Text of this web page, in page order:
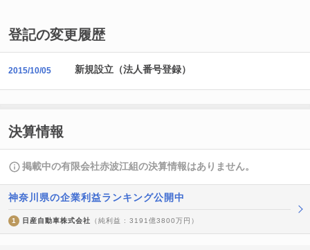
登記の変更履歴
2015/10/05 新規設立（法人番号登録）
決算情報
掲載中の有限会社赤波江組の決算情報はありません。
神奈川県の企業利益ランキング公開中
1 日産自動車株式会社 （純利益 : 3191億3800万円）